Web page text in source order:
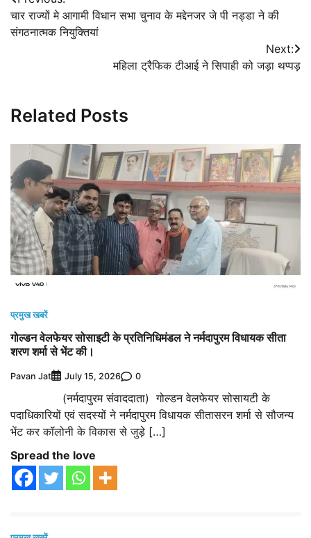
navigation
चार राज्यों मे आगामी विधान सभा चुनाव के मद्देनजर जे पी नड्डा ने की
संगठनात्मक नियुक्तियां
Next:
महिला ट्रैफिक टीआई ने सिपाही को जड़ा थप्पड़
Related Posts
प्रमुख खबरें
गोल्डन वेलफेयर सोसाइटी के प्रतिनिधिमंडल ने नर्मदापुरम विधायक सीता
शरण शर्मा से भेंट की।
Pavan Jat July 15, 2026 0
(नर्मदापुरम संवाददाता) गोल्डन वेलफेयर सोसायटी के
पदाधिकारियों एवं सदस्यों ने नर्मदापुरम विधायक सीतासरन शर्मा से सौजन्य
भेंट कर कॉलोनी के विकास से जुड़े […]
Spread the love